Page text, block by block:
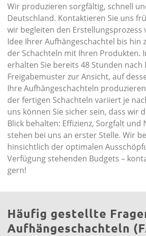
Wir produzieren sorgfältig, schnell
Deutschland. Kontaktieren Sie uns
wir begleiten den Erstellungsprozess
Idee Ihrer Aufhängeschachtel bis hin
der Schachteln mit Ihren Produkten.
erhalten Sie bereits 48 Stunden
Freigabemuster zur Ansicht, auf
Ihre Aufhängeschachteln
der fertigen Schachteln variiert je
uns können Sie sicher sein, dass wir
Blick behalten: Effizienz, Sorgfalt und
stehen bei uns an erster Stelle. Wir
hinsichtlich der optimalen
Verfügung stehenden Budgets –
gern!
Häufig gestellte
Aufhängeschachteln